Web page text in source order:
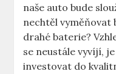
naše⁤ auto‌ bude
nechtěl ⁣vyměňovat
⁢drahé baterie?
se neustále​ vyvíjí,
investovat do